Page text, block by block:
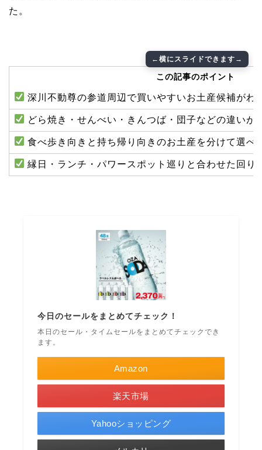
た。
この記事のポイント
深川不動尊の参道周辺で買いやすいお土産候補がわ
どら焼き・せんべい・きんつば・団子などの違いが
食べ歩き向きと持ち帰り向きのお土産を分けて選べ
縁日・ランチ・パワースポット巡りと合わせた回り
今日のセールをまとめてチェック！
本日のセール・タイムセールをまとめてチェックでき
ます。
Amazon
楽天市場
Yahooショッピング